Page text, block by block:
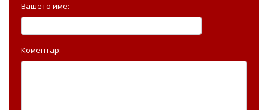
Вашето име:
Коментар: